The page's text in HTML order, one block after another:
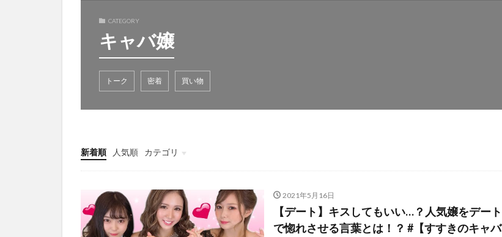
CATEGORY
キャバ嬢
トーク 密着 買い物
新着順 人気順
カテゴリ
バラエティ
教育
趣味
音楽
ダイエット
美容
2021年5月16日
【デート】キスしてもいい…？人気嬢をデート
で惚れさせる言葉とは！？ #【すすきのキャバ